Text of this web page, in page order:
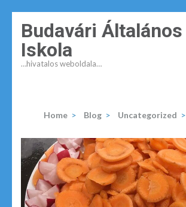
Budavári Általános
Iskola
…hivatalos weboldala…
Home > Blog > Uncategorized >